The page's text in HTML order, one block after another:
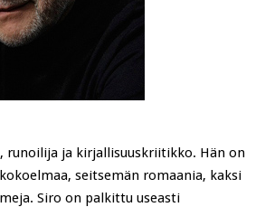
runoilija ja kirjallisuuskriitikko. Hän on
seitsemän romaania, kaksi
Siro on palkittu useasti